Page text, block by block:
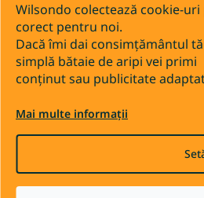
Wilsondo colectează cookie-
corect pentru noi.
Dacă îmi dai consimțământul
simplă bătaie de aripi vei primi
conținut sau publicitate
Mai multe informații